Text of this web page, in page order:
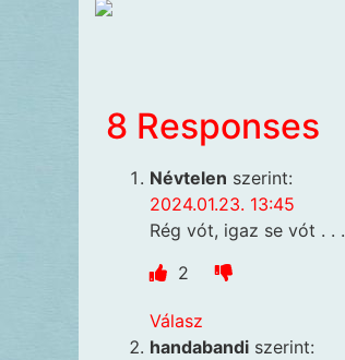
8 Responses
Névtelen szerint:
2024.01.23. 13:45
Rég vót, igaz se vót . . .
2
Válasz
handabandi szerint: